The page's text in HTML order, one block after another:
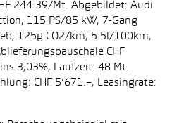
244.39/Mt. Abgebildet: Audi
115 PS/85 kW, 7-Gang
125g CO2/km, 5.5l/100km,
CHF
3,03%, Laufzeit: 48 Mt.
CHF 5’671.–, Leasingrate: